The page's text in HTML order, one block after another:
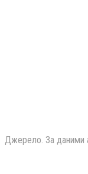
Джерело. За даними